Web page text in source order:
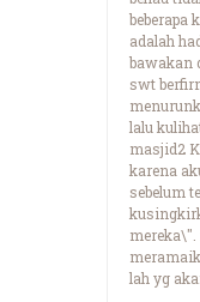
beberapa
adalah
bawakan
swt
lalu
masjid2
karena
sebelum
lah yg